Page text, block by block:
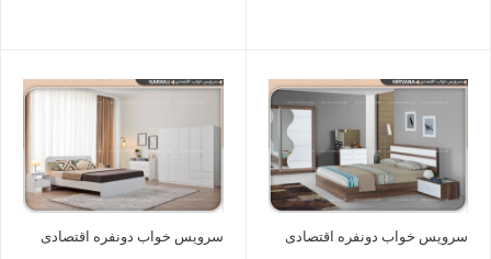
سرویس خواب دونفره اقتصادی
سرویس خواب دونفره اقتصادی